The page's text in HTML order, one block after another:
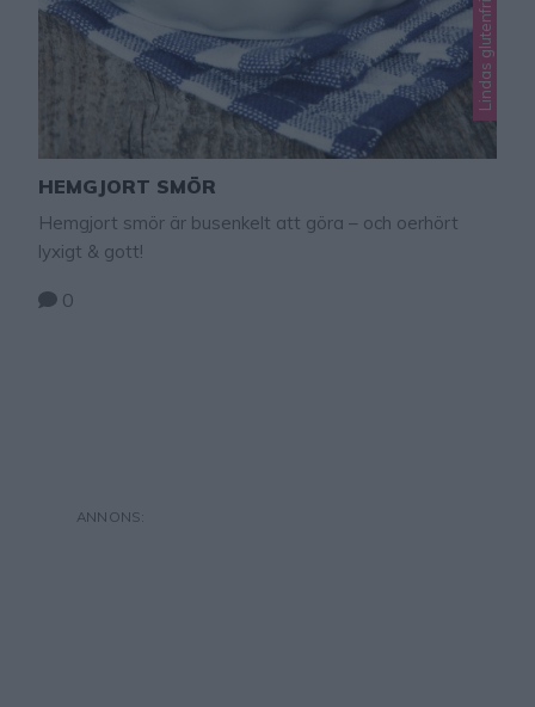
HEMGJORT SMÖR
Hemgjort smör är busenkelt att göra – och oerhört
lyxigt & gott!
0